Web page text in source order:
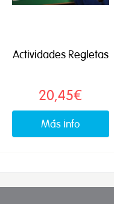
Actividades Regletas
20,45€
Más info